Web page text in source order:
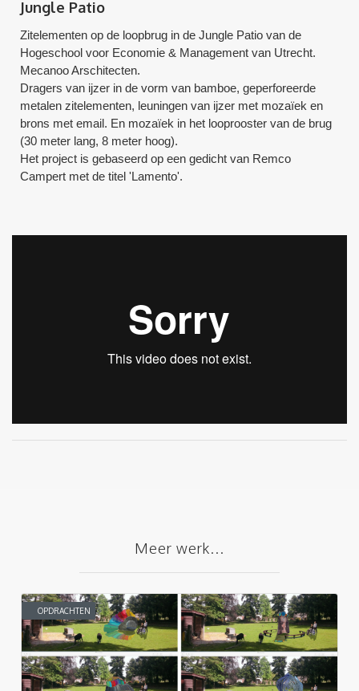
Jungle Patio
Zitelementen op de loopbrug in de Jungle Patio van de
Hogeschool voor Economie & Management van Utrecht.
Mecanoo Arschitecten.
Dragers van ijzer in de vorm van bamboe, geperforeerde
metalen zitelementen, leuningen van ijzer met mozaïek en
brons met email. En mozaïek in het looprooster van de brug
(30 meter lang, 8 meter hoog).
Het project is gebaseerd op een gedicht van Remco
Campert met de titel 'Lamento'.
Meer werk...
OPDRACHTEN